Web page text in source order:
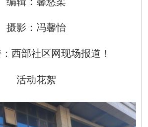
摄影：冯馨怡
西部社区网现场报道！
活动花絮